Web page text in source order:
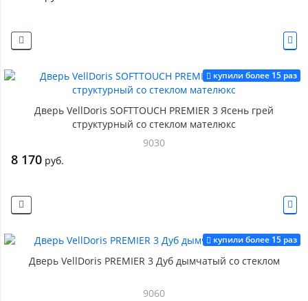
купили более 15 раз
Дверь VellDoris SOFTTOUCH PREMIER 3 Ясень грей
структурный со стеклом мателюкс
9030
8 170 руб.
купили более 15 раз
Дверь VellDoris PREMIER 3 Дуб дымчатый со стеклом
9060